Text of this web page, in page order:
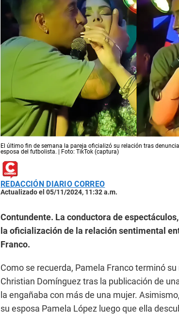
El último fin de semana la pareja oficializó su relación tras
esposa del futbolista. | Foto: TikTok (captura)
REDACCIÓN DIARIO CORREO
Actualizado el 05/11/2024, 11:32 a.m.
Contundente. La conductora de
la oficialización de la relación sentimental
Franco.
Como se recuerda, Pamela Franco terminó
Christian Domínguez tras la publicación de
la engañaba con más de una mujer.
su esposa Pamela López luego que ella